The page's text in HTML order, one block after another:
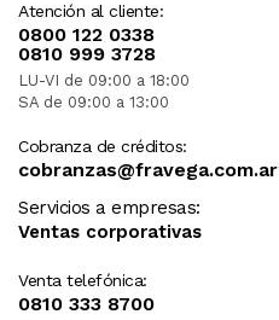
Atención al cliente:
0800 122 0338
0810 999 3728
LU-VI de 09:00 a 18:00
SA de 09:00 a 13:00
Cobranza de créditos:
cobranzas@fravega.com.ar
Servicios a empresas:
Ventas corporativas
Venta telefónica:
0810 333 8700